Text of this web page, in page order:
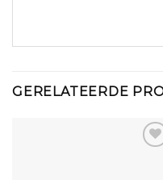
GERELATEERDE